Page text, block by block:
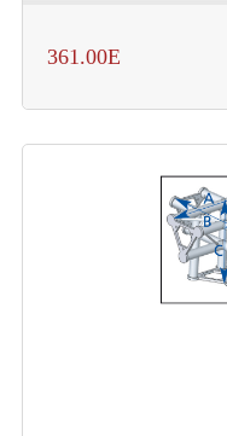
Tour De
Flight-
Flight
361.00E